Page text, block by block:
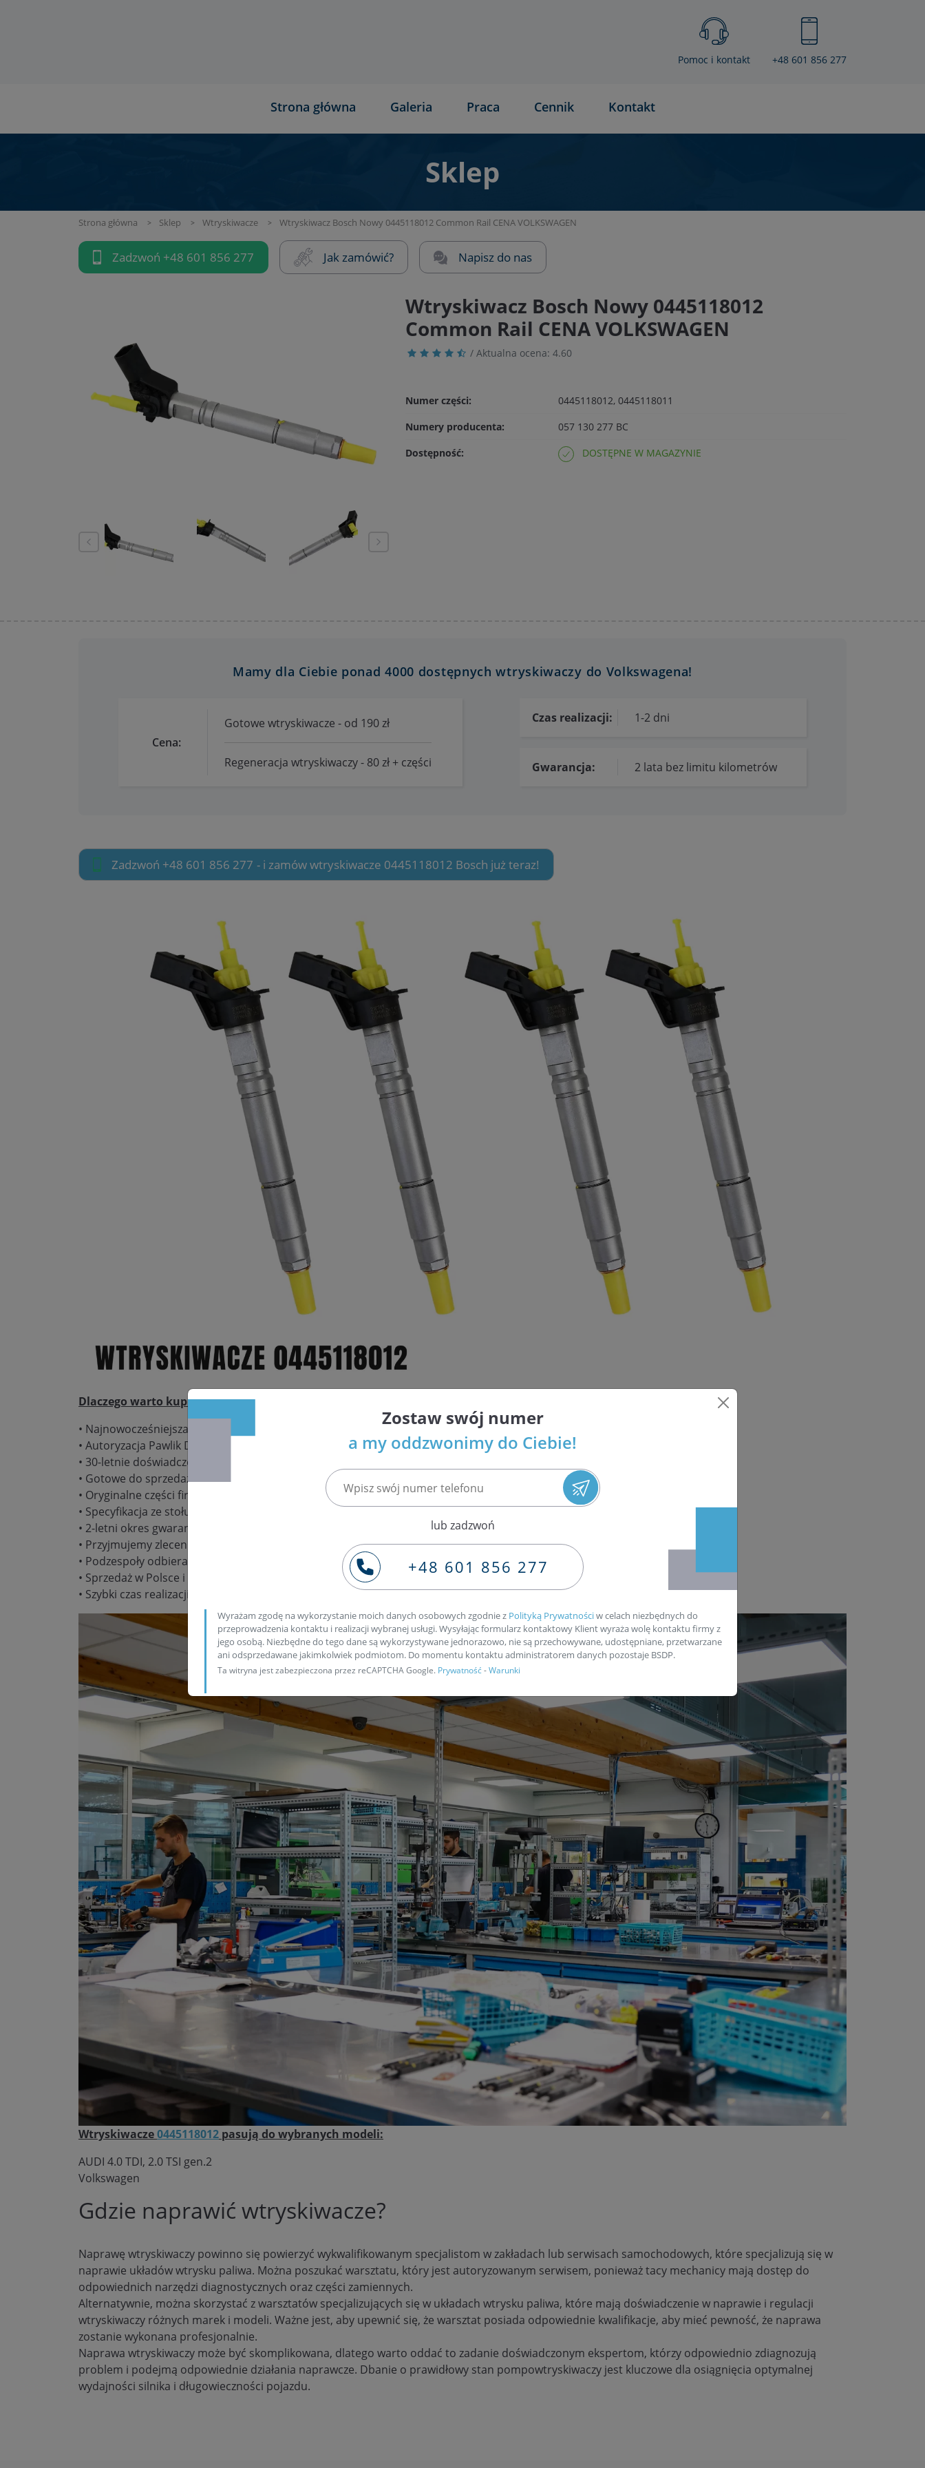
Pomoc i kontakt +48 601 856 277
Strona główna Galeria Praca Cennik Kontakt
Sklep
Strona główna Sklep Wtryskiwacze Wtryskiwacz Bosch Nowy 0445118012 Common Rail CENA VOLKSWAGEN
Zadzwoń +48 601 856 277 Jak zamówić? Napisz do nas
Wtryskiwacz Bosch Nowy 0445118012
Common Rail CENA VOLKSWAGEN
/ Aktualna ocena: 4.60
Numer części:
0445118012, 0445118011
Numery producenta:
057 130 277 BC
Dostępność:
DOSTĘPNE W MAGAZYNIE
Mamy dla Ciebie ponad 4000 dostępnych wtryskiwaczy do Volkswagena!
Cena:
Gotowe wtryskiwacze - od 190 zł
Regeneracja wtryskiwaczy - 80 zł + części
Czas realizacji: 1-2 dni
Gwarancja: 2 lata bez limitu kilometrów
Zadzwoń +48 601 856 277 - i zamów wtryskiwacze 0445118012 Bosch już teraz!
Dlaczego warto kupić:
• Najnowocześniejsza pracownia regeneracji wtryskiwaczy Common Rail i benzynowych w Polsce
• Autoryzacja Pawlik Diesel Service – gwarancja najwyższej jakości usług
• 30-letnie doświadczenie w naprawie podzespołów układu paliwowego
• Gotowe do sprzedaży wtryskiwacze w dużych ilościach i atrakcyjnych cenach
• Oryginalne części firmy Bosch, Delphi, Denso, Siemens / VDO
• Specyfikacja ze stołu probierczego Bosch EPS 708 oraz Bosch DCI 700 potwierdzająca parametry wtryskiwacza
• 2-letni okres gwarancyjny bez limitu kilometrów
• Przyjmujemy zlecenia wysyłkowe
• Podzespoły odbieramy/wysyłamy codziennie naszym kurierem
• Sprzedaż w Polsce i za granicą
• Szybki czas realizacji zamówienia
Wtryskiwacze0445118012 pasują do wybranych modeli:
AUDI 4.0 TDI, 2.0 TSI gen.2
Volkswagen
Gdzie naprawić wtryskiwacze?
Naprawę wtryskiwaczy powinno się powierzyć wykwalifikowanym specjalistom w zakładach lub serwisach samochodowych, które specjalizują się w
naprawie układów wtrysku paliwa. Można poszukać warsztatu, który jest autoryzowanym serwisem, ponieważ tacy mechanicy mają dostęp do
odpowiednich narzędzi diagnostycznych oraz części zamiennych.
Alternatywnie, można skorzystać z warsztatów specjalizujących się w układach wtrysku paliwa, które mają doświadczenie w naprawie i regulacji
wtryskiwaczy różnych marek i modeli. Ważne jest, aby upewnić się, że warsztat posiada odpowiednie kwalifikacje, aby mieć pewność, że naprawa
zostanie wykonana profesjonalnie.
Naprawa wtryskiwaczy może być skomplikowana, dlatego warto oddać to zadanie doświadczonym ekspertom, którzy odpowiednio zdiagnozują
problem i podejmą odpowiednie działania naprawcze. Dbanie o prawidłowy stan pompowtryskiwaczy jest kluczowe dla osiągnięcia optymalnej
wydajności silnika i długowieczności pojazdu.
Zostaw swój numer
a my oddzwonimy do Ciebie!
lub zadzwoń
+48 601 856 277
Wyrażam zgodę na wykorzystanie moich danych osobowych zgodnie z Polityką Prywatnościw celach niezbędnych do
przeprowadzenia kontaktu i realizacji wybranej usługi. Wysyłając formularz kontaktowy Klient wyraża wolę kontaktu firmy z
jego osobą. Niezbędne do tego dane są wykorzystywane jednorazowo, nie są przechowywane, udostępniane, przetwarzane
ani odsprzedawane jakimkolwiek podmiotom. Do momentu kontaktu administratorem danych pozostaje BSDP.
Ta witryna jest zabezpieczona przez reCAPTCHA Google. Prywatność-Warunki